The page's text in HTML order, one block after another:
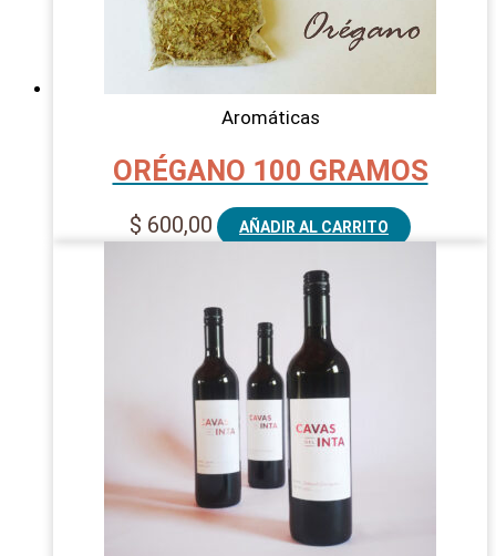
Aromáticas
ORÉGANO 100 GRAMOS
$ 600,00 AÑADIR AL CARRITO